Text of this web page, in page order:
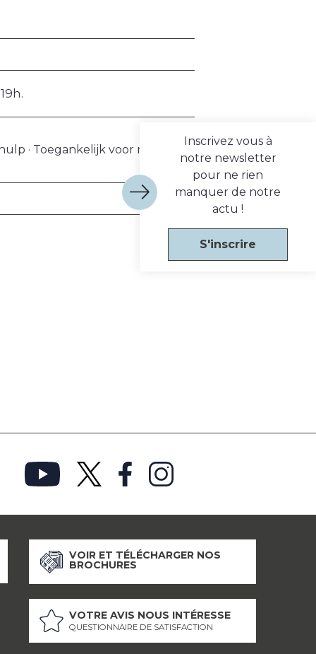
· Toegankelijk voor rolstoel
Inscrivez vous à
notre newsletter
pour ne rien
manquer de notre
actu !
S'inscrire
VOIR ET TÉLÉCHARGER NOS
BROCHURES
VOTRE AVIS NOUS INTÉRESSE
QUESTIONNAIRE DE SATISFACTION